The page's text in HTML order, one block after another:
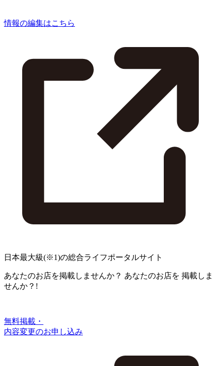
情報の編集はこちら
日本最大級(※1)の総合ライフポータルサイト
あなたのお店を掲載しませんか？ あなたのお店を 掲載しま
せんか？!
無料掲載・
内容変更のお申し込み